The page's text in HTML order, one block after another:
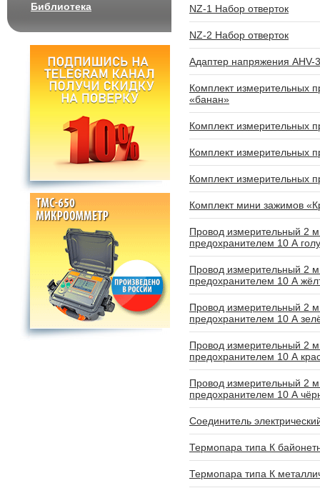
Библиотека
NZ-1 Набор отверток
NZ-2 Набор отверток
Адаптер напряжения AHV-3
Комплект измерительных
«банан»
Комплект измерительных
Комплект измерительных
Комплект измерительных
Комплект мини зажимов
Провод измерительный 2
предохранителем 10 А
Провод измерительный 2
предохранителем 10 А
Провод измерительный 2
предохранителем 10 А
Провод измерительный 2
предохранителем 10 А
Провод измерительный 2
предохранителем 10 А
Соединитель
Термопара типа К
Термопара типа К